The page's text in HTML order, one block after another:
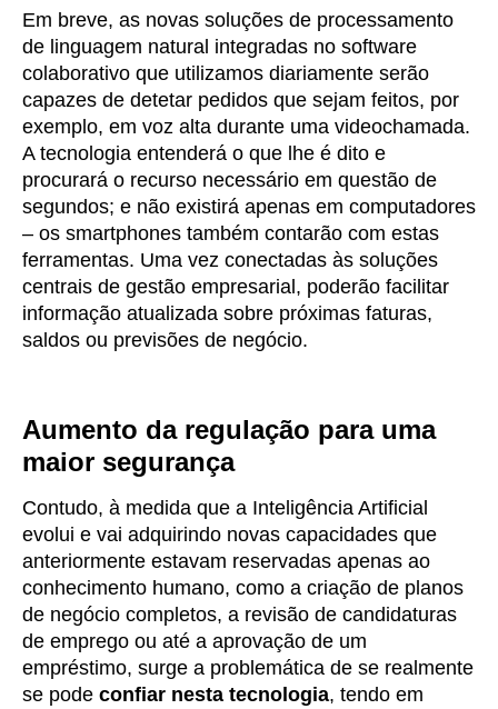
Em breve, as novas soluções de processamento
de linguagem natural integradas no software
colaborativo que utilizamos diariamente serão
capazes de detetar pedidos que sejam feitos, por
exemplo, em voz alta durante uma videochamada.
A tecnologia entenderá o que lhe é dito e
procurará o recurso necessário em questão de
segundos; e não existirá apenas em computadores
– os smartphones também contarão com estas
ferramentas. Uma vez conectadas às soluções
centrais de gestão empresarial, poderão facilitar
informação atualizada sobre próximas faturas,
saldos ou previsões de negócio.
Aumento da regulação para uma
maior segurança
Contudo, à medida que a Inteligência Artificial
evolui e vai adquirindo novas capacidades que
anteriormente estavam reservadas apenas ao
conhecimento humano, como a criação de planos
de negócio completos, a revisão de candidaturas
de emprego ou até a aprovação de um
empréstimo, surge a problemática de se realmente
se pode confiar nesta tecnologia, tendo em